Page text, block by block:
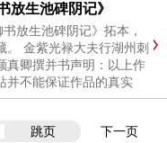
放生池碑阴记》
放生池碑阴记》拓本，
。 金紫光禄大夫行湖州刺
真卿撰并书声明：以上作
并不能保证作品的真实
跳页 下一页